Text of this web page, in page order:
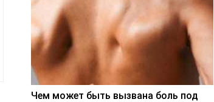
Чем может быть вызвана боль под